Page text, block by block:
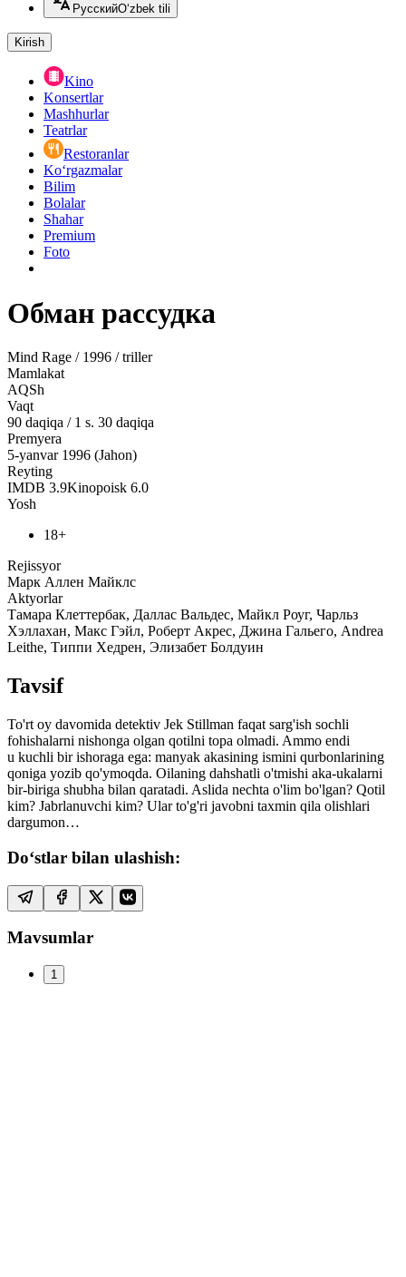
РусскийO‘zbek tili
Kirish
Kino
Konsertlar
Mashhurlar
Teatrlar
Restoranlar
Ko‘rgazmalar
Bilim
Bolalar
Shahar
Premium
Foto
Обман рассудка
Mind Rage / 1996 / triller
Mamlakat
AQSh
Vaqt
90 daqiqa / 1 s. 30 daqiqa
Premyera
5-yanvar 1996 (Jahon)
Reyting
IMDB 3.9Kinopoisk 6.0
Yosh
18+
Rejissyor
Марк Аллен Майклс
Aktyorlar
Тамара Клеттербак, Даллас Вальдес, Майкл Роуг, Чарльз
Хэллахан, Макс Гэйл, Роберт Акрес, Джина Гальего, Andrea
Leithe, Типпи Хедрен, Элизабет Болдуин
Tavsif
To'rt oy davomida detektiv Jek Stillman faqat sarg'ish sochli
fohishalarni nishonga olgan qotilni topa olmadi. Ammo endi
u kuchli bir ishoraga ega: manyak akasining ismini qurbonlarining
qoniga yozib qo'ymoqda. Oilaning dahshatli o'tmishi aka-ukalarni
bir-biriga shubha bilan qaratadi. Aslida nechta o'lim bo'lgan? Qotil
kim? Jabrlanuvchi kim? Ular to'g'ri javobni taxmin qila olishlari
dargumon…
Do‘stlar bilan ulashish:
Mavsumlar
1